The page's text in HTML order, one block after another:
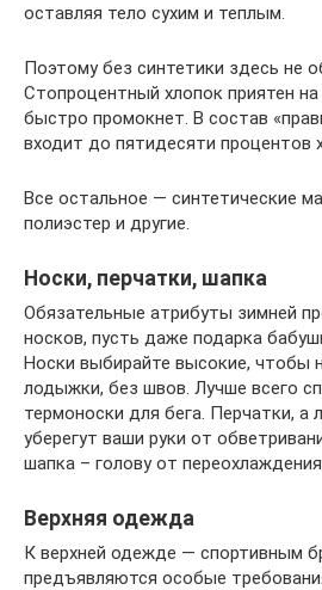
оставляя тело сухим и теплым.
Поэтому без синтетики здесь не
Стопроцентный хлопок приятен
быстро промокнет. В состав
входит до пятидесяти процентов
Все остальное — синтетические
полиэстер и другие.
Носки, перчатки, шапка
Обязательные атрибуты зимней
носков, пусть даже подарка
Носки выбирайте высокие, чтобы
лодыжки, без швов. Лучше всего
термоноски для бега. Перчатки, а
уберегут ваши руки от
шапка – голову от
Верхняя одежда
К верхней одежде — спортивным
предъявляются особые